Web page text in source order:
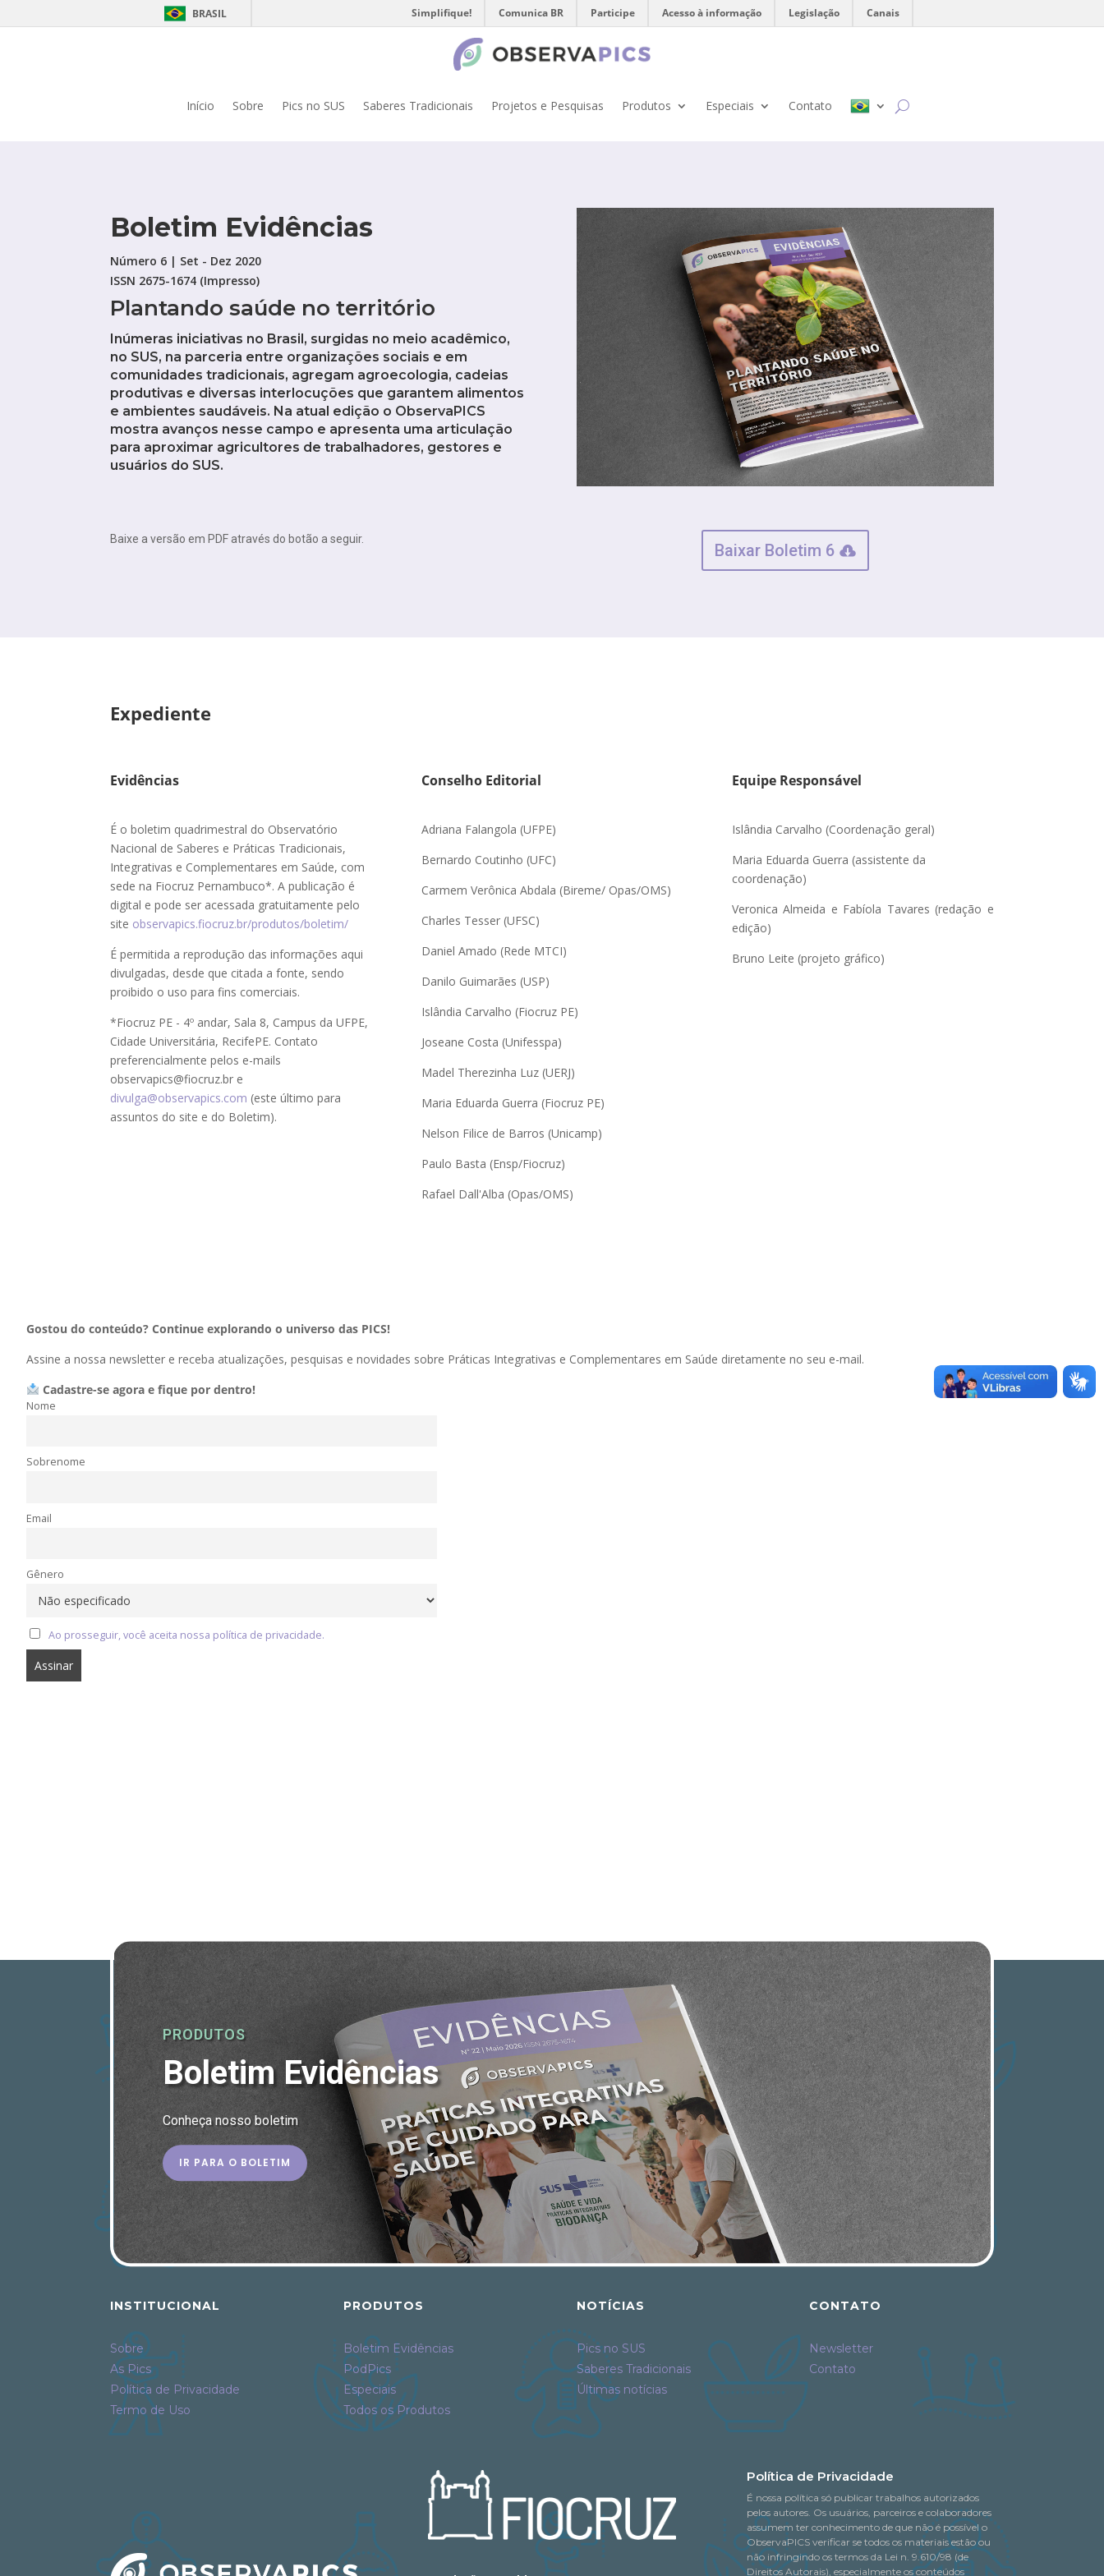
BRASIL Simplifique! Comunica BR Participe Acesso à informação Legislação Canais
Início Sobre Pics no SUS Saberes Tradicionais Projetos e Pesquisas Produtos Especiais Contato
Boletim Evidências
Número 6 | Set - Dez 2020
ISSN 2675-1674 (Impresso)
Plantando saúde no território
Inúmeras iniciativas no Brasil, surgidas no meio acadêmico,
no SUS, na parceria entre organizações sociais e em
comunidades tradicionais, agregam agroecologia, cadeias
produtivas e diversas interlocuções que garantem alimentos
e ambientes saudáveis. Na atual edição o ObservaPICS
mostra avanços nesse campo e apresenta uma articulação
para aproximar agricultores de trabalhadores, gestores e
usuários do SUS.
Baixe a versão em PDF através do botão a seguir.
Baixar Boletim 6
Expediente
Evidências
É o boletim quadrimestral do Observatório
Nacional de Saberes e Práticas Tradicionais,
Integrativas e Complementares em Saúde, com
sede na Fiocruz Pernambuco*. A publicação é
digital e pode ser acessada gratuitamente pelo
site observapics.fiocruz.br/produtos/boletim/
É permitida a reprodução das informações aqui
divulgadas, desde que citada a fonte, sendo
proibido o uso para fins comerciais.
*Fiocruz PE - 4º andar, Sala 8, Campus da UFPE,
Cidade Universitária, RecifePE. Contato
preferencialmente pelos e-mails
observapics@fiocruz.br e
divulga@observapics.com (este último para
assuntos do site e do Boletim).
Conselho Editorial
Adriana Falangola (UFPE)
Bernardo Coutinho (UFC)
Carmem Verônica Abdala (Bireme/ Opas/OMS)
Charles Tesser (UFSC)
Daniel Amado (Rede MTCI)
Danilo Guimarães (USP)
Islândia Carvalho (Fiocruz PE)
Joseane Costa (Unifesspa)
Madel Therezinha Luz (UERJ)
Maria Eduarda Guerra (Fiocruz PE)
Nelson Filice de Barros (Unicamp)
Paulo Basta (Ensp/Fiocruz)
Rafael Dall'Alba (Opas/OMS)
Equipe Responsável
Islândia Carvalho (Coordenação geral)
Maria Eduarda Guerra (assistente da
coordenação)
Veronica Almeida e Fabíola Tavares (redação e
edição)
Bruno Leite (projeto gráfico)
Gostou do conteúdo? Continue explorando o universo das PICS!
Assine a nossa newsletter e receba atualizações, pesquisas e novidades sobre Práticas Integrativas e Complementares em Saúde diretamente no seu e-mail.
Cadastre-se agora e fique por dentro!
Nome
Sobrenome
Email
Gênero
Ao prosseguir, você aceita nossa política de privacidade.
PRODUTOS
Boletim Evidências
Conheça nosso boletim
IR PARA O BOLETIM
INSTITUCIONAL
Sobre
As Pics
Política de Privacidade
Termo de Uso
PRODUTOS
Boletim Evidências
PodPics
Especiais
Todos os Produtos
NOTÍCIAS
Pics no SUS
Saberes Tradicionais
Últimas notícias
CONTATO
Newsletter
Contato
Política de Privacidade
É nossa política só publicar trabalhos autorizados
pelos autores. Os usuários, parceiros e colaboradores
assumem ter conhecimento de que não é possível o
ObservaPICS verificar se todos os materiais estão ou
não infringindo os termos da Lei n. 9.610/98 (de
Direitos Autorais), especialmente os conteúdos